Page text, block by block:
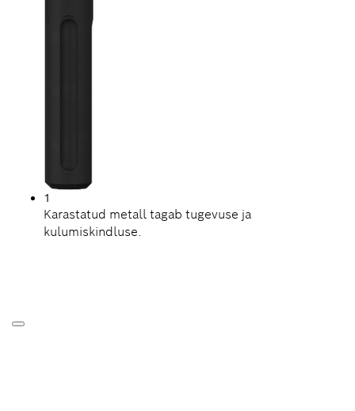
1
Karastatud metall tagab tugevuse ja
kulumiskindluse.